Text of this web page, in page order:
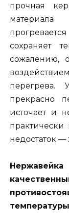
прочная
материала
сохраняет
сожалению,
перегрева.
прекрасно
источает и
практически
недостаток —